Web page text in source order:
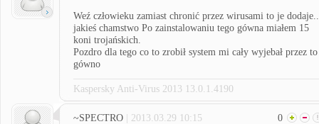
Weź człowieku zamiast chronić przez wirusami to je
jakieś chamstwo Po zainstalowaniu tego gówna miałem 15
koni trojańskich.
Pozdro dla tego co to zrobił system mi cały wyjebał przez to
gówno
Kaspersky Anti-Virus 2013 13.0.1.4190
~SPECTRO | 2013.03.29 10:15 0